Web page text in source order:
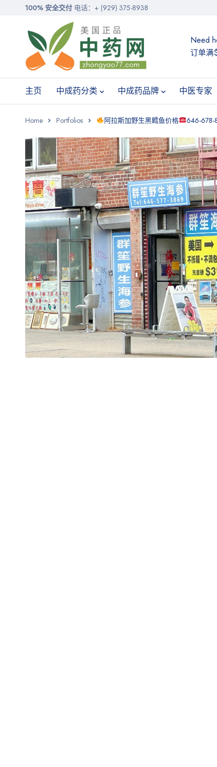
100% 安全交付 电话：+ (929) 375-8938
Need
订单满
主页 中成药分类 中成药品牌 中医专家
Home Portfolios 阿拉斯加野生黑鳕鱼价格 646-678-